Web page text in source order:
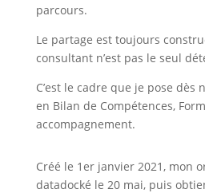
parcours.
Le partage est toujours
consultant n’est pas le seul
C’est le cadre que je pose
en Bilan de Compétences,
accompagnement.
Créé le 1er janvier 2021, mon
datadocké le 20 mai, puis